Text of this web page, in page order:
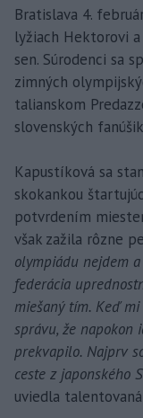
Bratislava 4.
lyžiach Hektorovi
sen. Súrodenci sa
zimných
talianskom
slovenských
Kapustíková sa
skokankou
potvrdením
však zažila rôzne
olympiádu nejdem
federácia
miešaný tím. Keď
správu, že napokon
prekvapilo. Najprv
ceste z japonského
uviedla